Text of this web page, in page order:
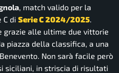
, match valido per la
di Serie C 2024/2025
grazie alle ultime due vittorie
piazza della classifica, a una
Non sarà facile però
siciliani, in striscia di risultati